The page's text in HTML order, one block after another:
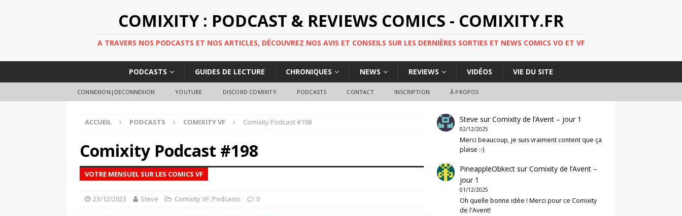
COMIXITY : PODCAST & REVIEWS COMICS - COMIXITY.FR
A TRAVERS NOS PODCASTS ET NOS ARTICLES, DÉCOUVREZ NOS AVIS ET CONSEILS SUR LES DERNIÈRES SORTIES ET NEWS COMICS VO ET VF
PODCASTS GUIDES DE LECTURE CHRONIQUES NEWS REVIEWS VIDÉOS VIE DU SITE
CONNEXION|DECONNEXION YOUTUBE DISCORD COMIXITY PODCASTS CONTACT INSCRIPTION À PROPOS
ACCUEIL PODCASTS COMIXITY VF Comixity Podcast #198
Comixity Podcast #198
VOTRE MENSUEL SUR LES COMICS VF
23/12/2023 Steve Comixity VF, Podcasts 0
Steve surComixity de l’Avent – jour 1
02/12/2025
Merci beaucoup, je suis vraiment content que ça
plaise :-)
PineappleObkect surComixity de l’Avent –
jour 1
01/12/2025
Oh quelle bonne idée ! Merci pour ce Comixity
de l'Avent!